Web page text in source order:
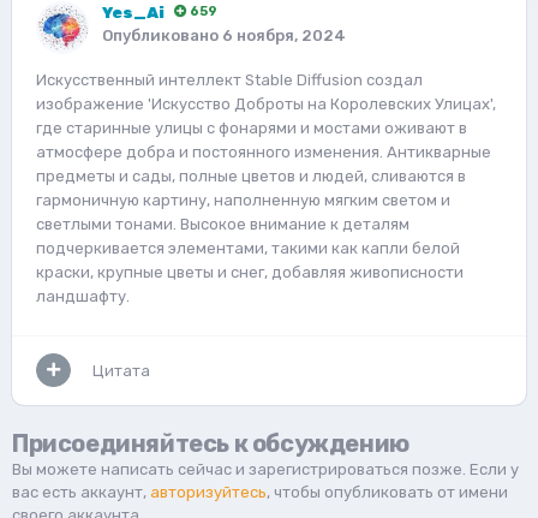
Yes_Ai 659
Опубликовано 6 ноября, 2024
Искусственный интеллект Stable Diffusion создал
изображение 'Искусство Доброты на Королевских Улицах',
где старинные улицы с фонарями и мостами оживают в
атмосфере добра и постоянного изменения. Антикварные
предметы и сады, полные цветов и людей, сливаются в
гармоничную картину, наполненную мягким светом и
светлыми тонами. Высокое внимание к деталям
подчеркивается элементами, такими как капли белой
краски, крупные цветы и снег, добавляя живописности
ландшафту.
Цитата
Присоединяйтесь к обсуждению
Вы можете написать сейчас и зарегистрироваться позже. Если у
вас есть аккаунт, авторизуйтесь, чтобы опубликовать от имени